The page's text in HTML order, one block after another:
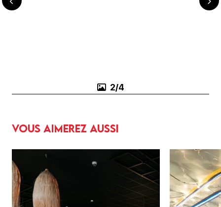
3/4
Vous aimerez aussi